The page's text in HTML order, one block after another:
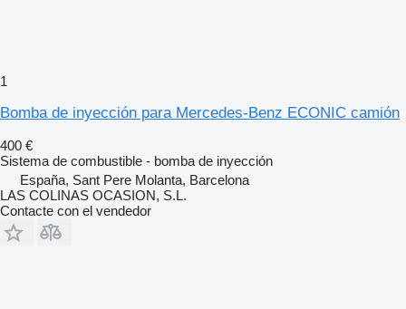
1
Bomba de inyección para Mercedes-Benz ECONIC camión
400 €
Sistema de combustible - bomba de inyección
España, Sant Pere Molanta, Barcelona
LAS COLINAS OCASION, S.L.
Contacte con el vendedor